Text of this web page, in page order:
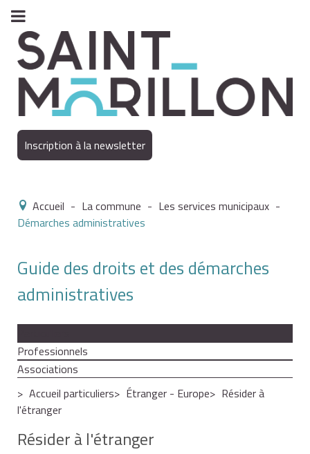
Inscription à la newsletter
Accueil - La commune - Les services municipaux -
Démarches administratives
Guide des droits et des démarches
administratives
Professionnels
Associations
Accueil particuliers
Étranger - Europe
Résider à
l'étranger
Résider à l'étranger